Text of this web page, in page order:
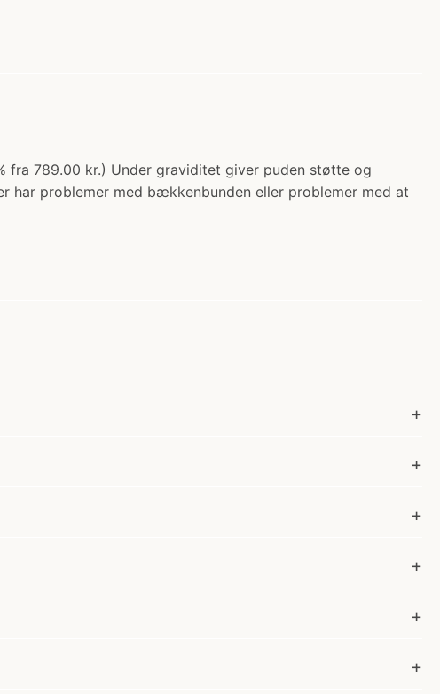
fra 789.00 kr.) Under graviditet giver puden støtte og
har problemer med bækkenbunden eller problemer med at